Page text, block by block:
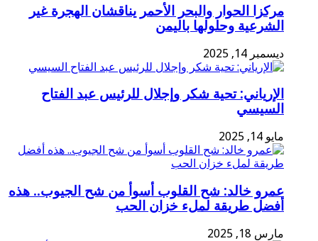
مركزا الحوار والبحر الأحمر يناقشان الهجرة غير
الشرعية وحلولها باليمن
ديسمبر 14, 2025
الإرياني: تحية شكر وإجلال للرئيس عبد الفتاح
السيسي
مايو 14, 2025
عمرو خالد: شح القلوب أسوأ من شح الجيوب.. هذه
أفضل طريقة لملء خزان الحب
مارس 18, 2025